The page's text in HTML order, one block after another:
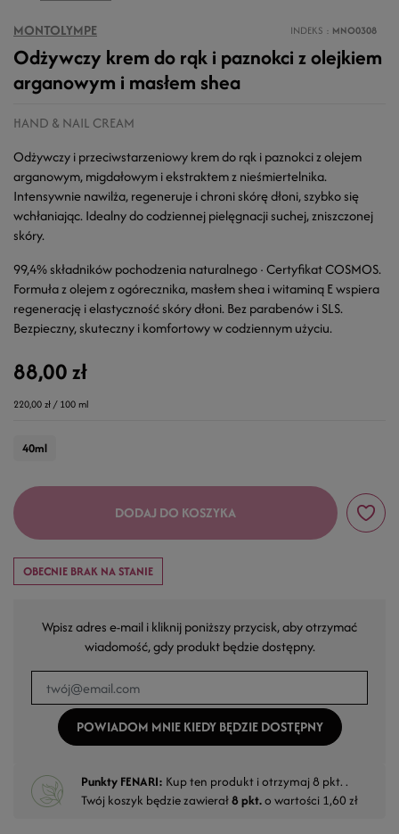
MONTOLYMPE INDEKS MNO0308
Odżywczy krem do rąk i paznokci z olejkiem
arganowym i masłem shea
HAND & NAIL CREAM
Odżywczy i przeciwstarzeniowy krem do rąk i paznokci z olejem
arganowym, migdałowym i ekstraktem z nieśmiertelnika.
Intensywnie nawilża, regeneruje i chroni skórę dłoni, szybko się
wchłaniając. Idealny do codziennej pielęgnacji suchej, zniszczonej
skóry.
99,4% składników pochodzenia naturalnego · Certyfikat COSMOS.
Formuła z olejem z ogórecznika, masłem shea i witaminą E wspiera
regenerację i elastyczność skóry dłoni. Bez parabenów i SLS.
Bezpieczny, skuteczny i komfortowy w codziennym użyciu.
88,00 zł
220,00 zł / 100 ml
40ml
DODAJ DO KOSZYKA
OBECNIE BRAK NA STANIE
Wpisz adres e-mail i kliknij poniższy przycisk, aby otrzymać
wiadomość, gdy produkt będzie dostępny.
POWIADOM MNIE KIEDY BĘDZIE DOSTĘPNY
Punkty FENARI: Kup ten produkt i otrzymaj 8 pkt. .
Twój koszyk będzie zawierał8pkt.o wartości 1,60 zł